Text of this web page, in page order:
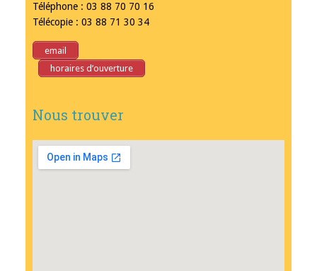
Téléphone : 03 88 70 70 16
Télécopie : 03 88 71 30 34
email
horaires d’ouverture
Nous trouver